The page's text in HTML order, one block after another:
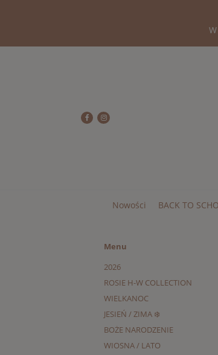
Nowości BACK TO
Menu
2026
ROSIE H-W COLLECTION
WIELKANOC
JESIEŃ / ZIMA ❄️
BOŻE NARODZENIE
WIOSNA / LATO